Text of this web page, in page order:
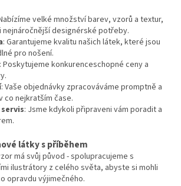
v
k
y
v
ý
i
s
u
velké množství barev, vzorů a textur,
designérské potřeby.
: Garantujeme kvalitu našich látek, které jsou
pro nošení.
: Poskytujeme konkurenceschopné ceny a
: Vaše objednávky zpracováváme promptně a
co nejkratším čase.
: Jsme kdykoli připraveni vám poradit a
látky s příběhem
má svůj původ - spolupracujeme s
ilustrátory z celého světa, abyste si mohli
opravdu výjimečného.